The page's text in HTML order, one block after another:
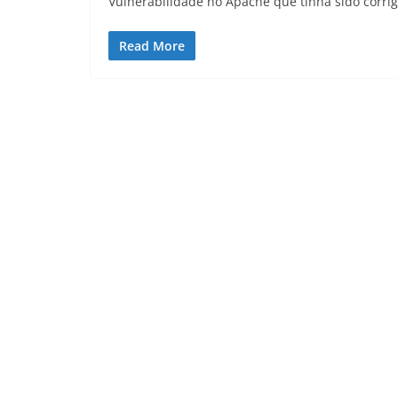
Read More